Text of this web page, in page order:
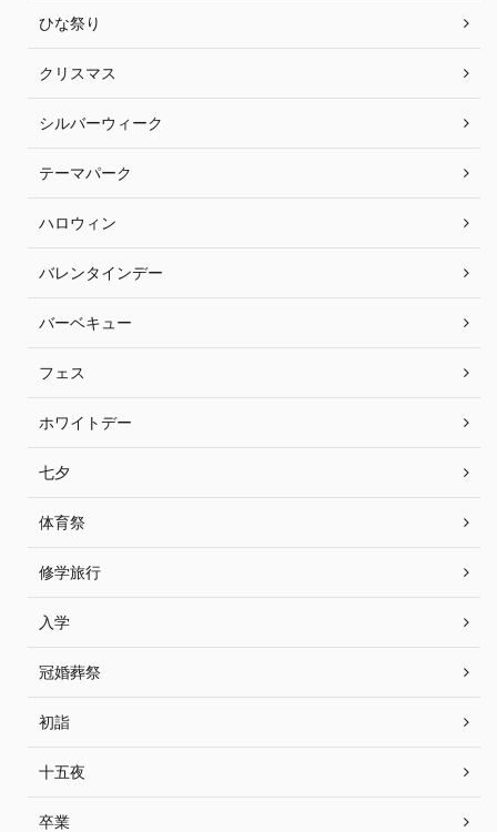
ひな祭り
クリスマス
シルバーウィーク
テーマパーク
ハロウィン
バレンタインデー
バーベキュー
フェス
ホワイトデー
七夕
体育祭
修学旅行
入学
冠婚葬祭
初詣
十五夜
卒業